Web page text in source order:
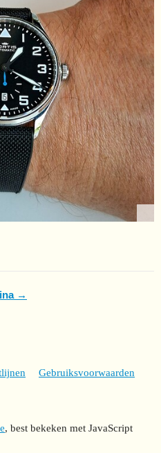
→
Gebruiksvoorwaarden
, best bekeken met JavaScript